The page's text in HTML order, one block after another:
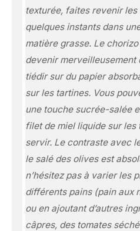
texturée, faites revenir les
quelques instants dans
matière grasse. Le
devenir
tiédir sur du papier
sur les tartines. Vous
une touche sucrée-salée
filet de miel liquide sur
servir. Le contraste avec
le salé des olives est
n’hésitez pas à varier les
différents pains (pain aux
ou en ajoutant d’autres
câpres, des tomates